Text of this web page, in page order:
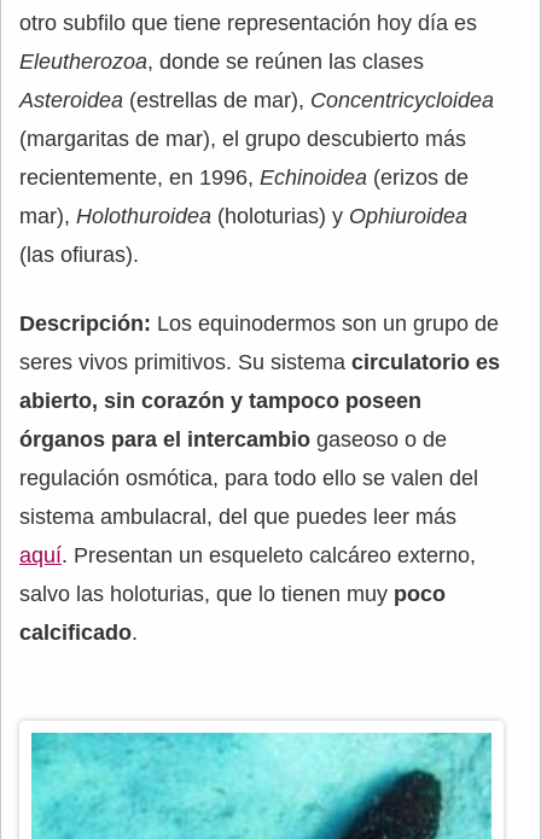
otro subfilo que tiene representación hoy día es
Eleutherozoa, donde se reúnen las clases
Asteroidea (estrellas de mar), Concentricycloidea
(margaritas de mar), el grupo descubierto más
recientemente, en 1996, Echinoidea (erizos de
mar), Holothuroidea (holoturias) y Ophiuroidea
(las ofiuras).
Descripción: Los equinodermos son un grupo de
seres vivos primitivos. Su sistema circulatorio es
abierto, sin corazón y tampoco poseen
órganos para el intercambio gaseoso o de
regulación osmótica, para todo ello se valen del
sistema ambulacral, del que puedes leer más
aquí. Presentan un esqueleto calcáreo externo,
salvo las holoturias, que lo tienen muy poco
calcificado.